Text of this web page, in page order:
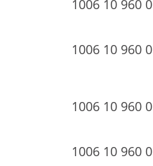
1006 10 960 0
1006 10 960 0
1006 10 960 0
1006 10 960 0